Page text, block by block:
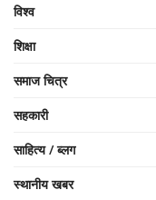
विश्व
शिक्षा
समाज चित्र
सहकारी
साहित्य / ब्लग
स्थानीय खबर